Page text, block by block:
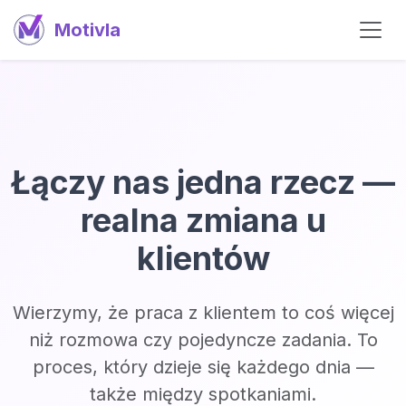
Motivla
Łączy nas jedna rzecz —
realna zmiana u
klientów
Wierzymy, że praca z klientem to coś więcej
niż rozmowa czy pojedyncze zadania. To
proces, który dzieje się każdego dnia —
także między spotkaniami.